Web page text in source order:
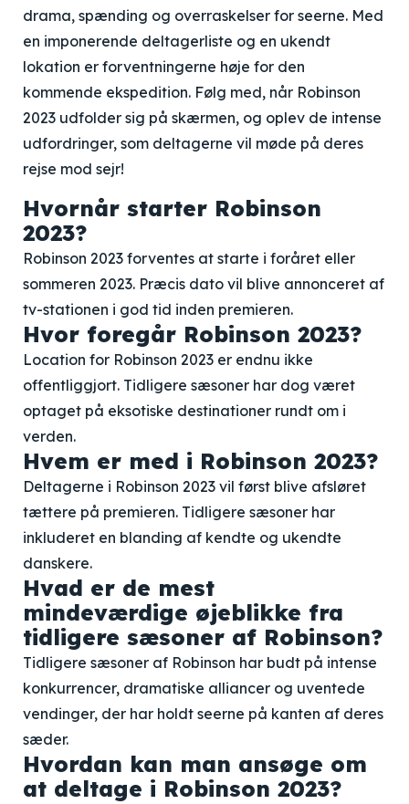
drama, spænding og overraskelser for seerne. Med
en imponerende deltagerliste og en ukendt
lokation er forventningerne høje for den
kommende ekspedition. Følg med, når Robinson
2023 udfolder sig på skærmen, og oplev de intense
udfordringer, som deltagerne vil møde på deres
rejse mod sejr!
Hvornår starter Robinson
2023?
Robinson 2023 forventes at starte i foråret eller
sommeren 2023. Præcis dato vil blive annonceret af
tv-stationen i god tid inden premieren.
Hvor foregår Robinson 2023?
Location for Robinson 2023 er endnu ikke
offentliggjort. Tidligere sæsoner har dog været
optaget på eksotiske destinationer rundt om i
verden.
Hvem er med i Robinson 2023?
Deltagerne i Robinson 2023 vil først blive afsløret
tættere på premieren. Tidligere sæsoner har
inkluderet en blanding af kendte og ukendte
danskere.
Hvad er de mest
mindeværdige øjeblikke fra
tidligere sæsoner af Robinson?
Tidligere sæsoner af Robinson har budt på intense
konkurrencer, dramatiske alliancer og uventede
vendinger, der har holdt seerne på kanten af deres
sæder.
Hvordan kan man ansøge om
at deltage i Robinson 2023?